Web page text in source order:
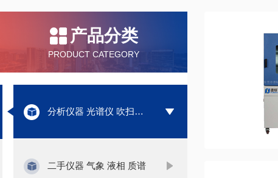
产品分类
PRODUCT CATEGORY
分析仪器 光谱仪 吹扫捕集
二手仪器 气象 液相 质谱